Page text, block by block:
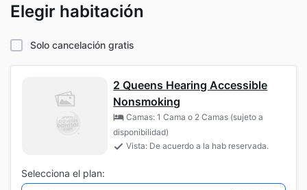
Elegir habitación
Solo cancelación gratis
2 Queens Hearing Accessible
Nonsmoking
Camas: 1 Cama o 2 Camas (sujeto a
disponibilidad)
Vista: De acuerdo a la hab reservada.
Selecciona el plan: